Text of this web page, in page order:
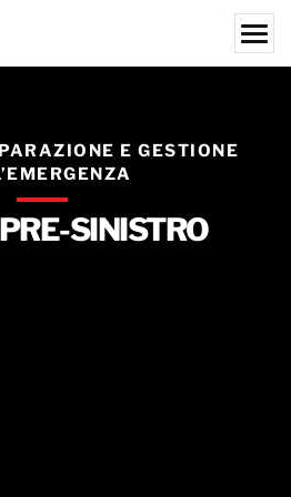
E GESTIONE
SINISTRO